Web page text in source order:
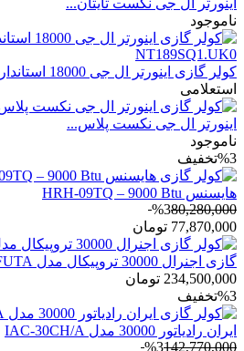
ناموجود
کولر گازی اینورتر ال جی 18000 استاندارد...
استعلامی
اینورتر ال جی نکست پلاس...
ناموجود
%3تخفیف
هایسنس HRH-09TQ – 9000 Btu
%380,280,000
77,870,000 تومان
گازی اجنرال 30000 تروپیکال مدل ASGA30FUTA
234,500,000 تومان
%3تخفیف
ایران رادیاتور 30000 مدل IAC-30CH/A
%3142,770,000